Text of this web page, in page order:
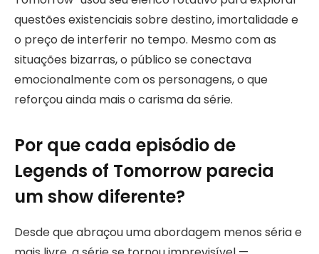
questões existenciais sobre destino, imortalidade e
o preço de interferir no tempo. Mesmo com as
situações bizarras, o público se conectava
emocionalmente com os personagens, o que
reforçou ainda mais o carisma da série.
Por que cada episódio de
Legends of Tomorrow parecia
um show diferente?
Desde que abraçou uma abordagem menos séria e